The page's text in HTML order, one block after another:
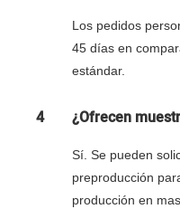
Los pedidos
45 días en
estándar.
4 ¿Ofrecen
Sí. Se pueden
preproducción
producción en